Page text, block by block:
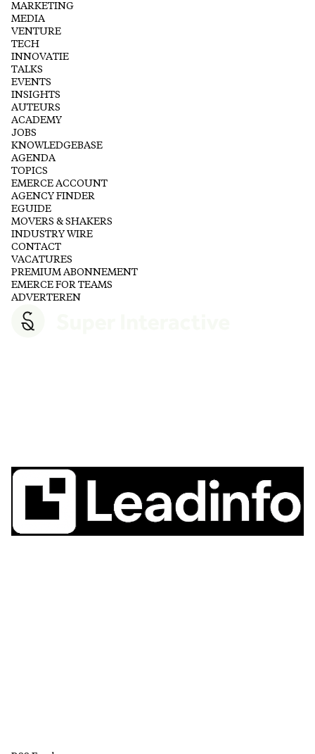
MARKETING
MEDIA
VENTURE
TECH
INNOVATIE
TALKS
EVENTS
INSIGHTS
AUTEURS
ACADEMY
JOBS
KNOWLEDGEBASE
AGENDA
TOPICS
EMERCE ACCOUNT
AGENCY FINDER
EGUIDE
MOVERS & SHAKERS
INDUSTRY WIRE
CONTACT
VACATURES
PREMIUM ABONNEMENT
EMERCE FOR TEAMS
ADVERTEREN